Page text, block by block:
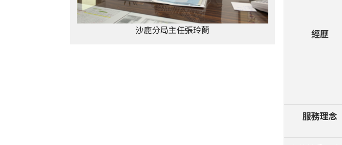
沙鹿分局主任張玲蘭 經歷
服務理念